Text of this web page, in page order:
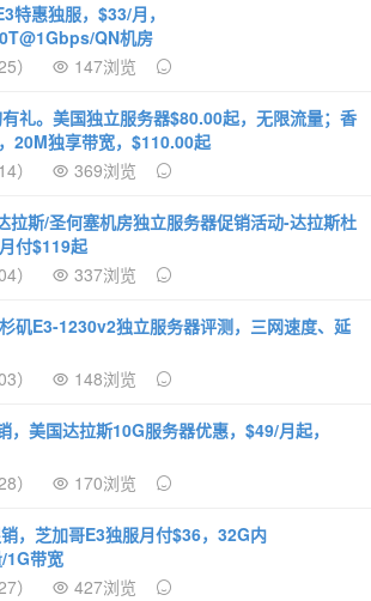
特惠独服，$33/月，
QN机房
）
147浏览
礼。美国独立服务器$80.00起，无限流量；香
20M独享带宽，$110.00起
）
369浏览
斯/圣何塞机房独立服务器促销活动-达拉斯杜
付$119起
）
337浏览
矶E3-1230v2独立服务器评测，三网速度、延
）
148浏览
美国达拉斯10G服务器优惠，$49/月起，
）
170浏览
，芝加哥E3独服月付$36，32G内
1G带宽
）
427浏览